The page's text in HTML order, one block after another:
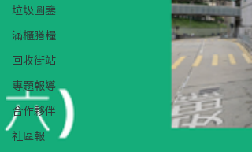
垃圾圖鑒
滿櫃膳糧
回收街站
專題報導
合作夥伴
社區報